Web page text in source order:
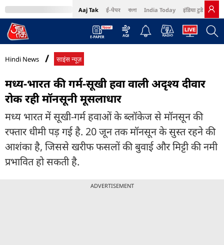
Aaj Tak ई-पेपर বাংলা India Today इंडिया टुडे हिंदी
MumbaiTak Cosmopolitan Harper's Bazaar Northeast
Hindi News साइंस न्यूज़
मध्य-भारत की गर्म-सूखी हवा वाली अदृश्य दीवार
रोक रही मॉनसूनी मूसलाधार
मध्य भारत में सूखी-गर्म हवाओं के ब्लॉकेज से मॉनसून की
रफ्तार धीमी पड़ गई है. 20 जून तक मॉनसून के सुस्त रहने की
आशंका है, जिससे खरीफ फसलों की बुवाई और मिट्टी की नमी
प्रभावित हो सकती है.
ADVERTISEMENT